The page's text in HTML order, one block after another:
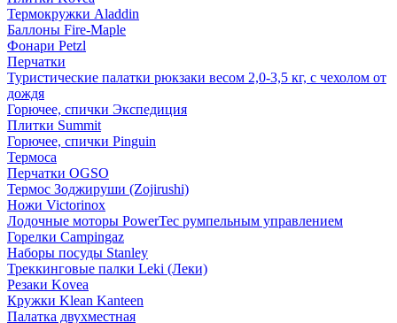
Термокружки Aladdin
Баллоны Fire-Maple
Фонари Petzl
Перчатки
Туристические палатки рюкзаки весом 2,0-3,5 кг, с чехолом от
дождя
Горючее, спички Экспедиция
Плитки Summit
Горючее, спички Pinguin
Термоса
Перчатки OGSO
Термос Зоджируши (Zojirushi)
Ножи Victorinox
Лодочные моторы PowerTec румпельным управлением
Горелки Campingaz
Наборы посуды Stanley
Треккинговые палки Leki (Леки)
Резаки Kovea
Кружки Klean Kanteen
Палатка двухместная